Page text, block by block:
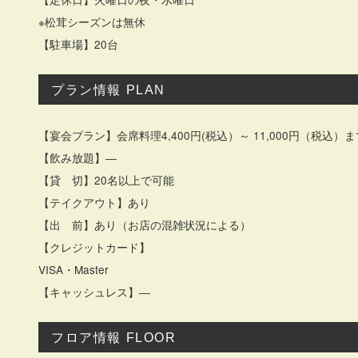
※松茸シーズンは無休
【駐車場】20台
プラン情報 PLAN
【宴会プラン】会席料理4,400円(税込）～ 11,000円（税込）
【飲み放題】―
【貸 切】20名以上で可能
【テイクアウト】あり
【出 前】あり（お店の混雑状況による）
【クレジットカード】
VISA・Master
【キャッシュレス】―
フロア情報 FLOOR